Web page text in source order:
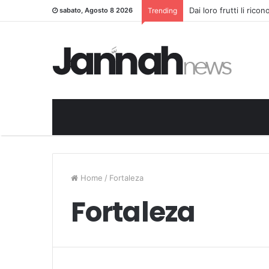
sabato, Agosto 8 2026 Trending Dai loro frutti li
Home / Fortaleza
Fortaleza